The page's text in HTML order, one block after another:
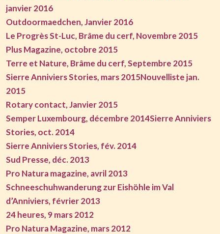
janvier 2016
Outdoormaedchen, Janvier 2016
Le Progrès St-Luc, Brâme du cerf, Novembre 2015
Plus Magazine, octobre 2015
Terre et Nature, Brâme du cerf, Septembre 2015
Sierre Anniviers Stories, mars 2015Nouvelliste jan.
2015
Rotary contact, Janvier 2015
Semper Luxembourg, décembre 2014Sierre Anniviers
Stories, oct. 2014
Sierre Anniviers Stories, fév. 2014
Sud Presse, déc. 2013
Pro Natura magazine, avril 2013
Schneeschuhwanderung zur Eishöhle im Val
d’Anniviers, février 2013
24 heures, 9 mars 2012
Pro Natura Magazine, mars 2012